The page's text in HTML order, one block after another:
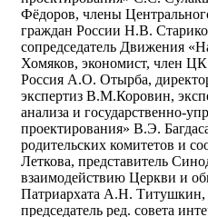
Фёдоров, члены
граждан России Н.В.
сопредседатель Движения
Хомяков, экономист, член
Россия А.О. Отырба,
экспертиз В.М.Коровин,
анализа и государственно-
проектирования» В.Э.
родительских комитетов и
Леткова, представитель
взаимодействию Церкви и
Патриархата А.Н. Титушкин,
председатель ред. совета